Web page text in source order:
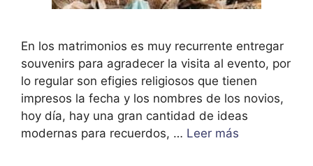
En los matrimonios es muy recurrente entregar
souvenirs para agradecer la visita al evento, por
lo regular son efigies religiosos que tienen
impresos la fecha y los nombres de los novios,
hoy día, hay una gran cantidad de ideas
modernas para recuerdos, … Leer más